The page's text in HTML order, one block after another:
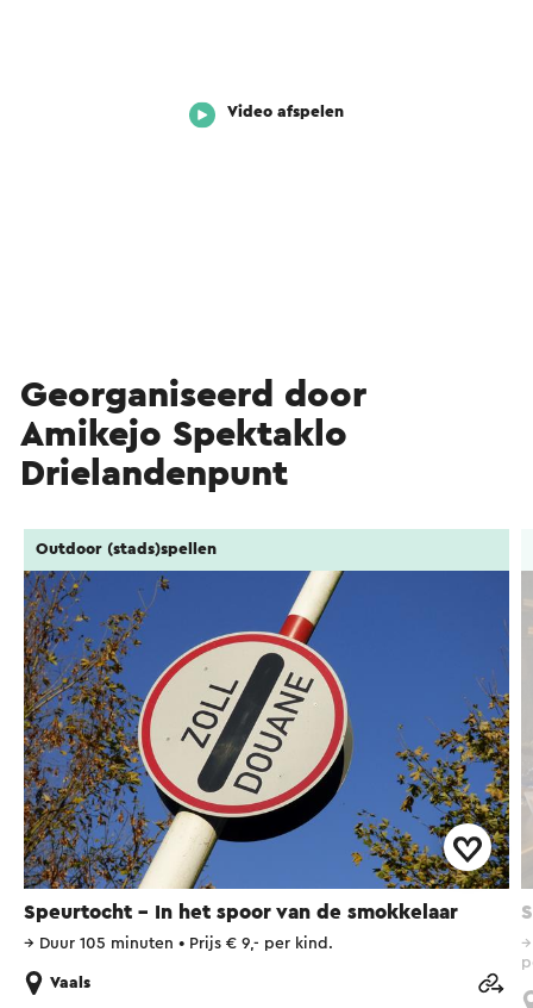
Video afspelen
Georganiseerd door
Amikejo Spektaklo
Drielandenpunt
Speurtocht - In het spoor van de smokkelaar
Outdoor (stads)spellen
→ Duur 105 minuten • Prijs € 9,- per kind.
Vaals